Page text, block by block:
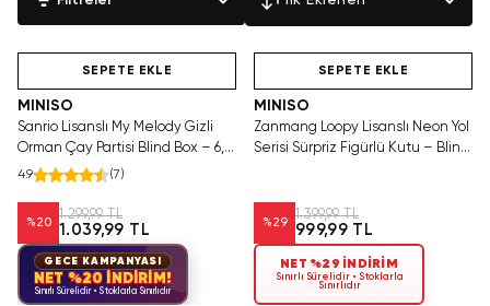
SEPETE EKLE
MINISO
Sanrio Lisanslı My Melody Gizli
Orman Çay Partisi Blind Box – 6,5
Cm
4.9 (7)
%20
1.299,99 TL
1.039,99 TL
GECE KAMPANYASI
NET %20 İNDİRİM!
Sınırlı Sürelidir • Stoklarla Sınırlıdır
SEPETE EKLE
MINISO
Zanmang Loopy Lisanslı Neon Yol
Serisi Sürpriz Figürlü Kutu – Blind
%29
1.399,99 TL
999,99 TL
NET %29 İNDİRİM
Sınırlı Sürelidir • Stoklarla
Sınırlıdır